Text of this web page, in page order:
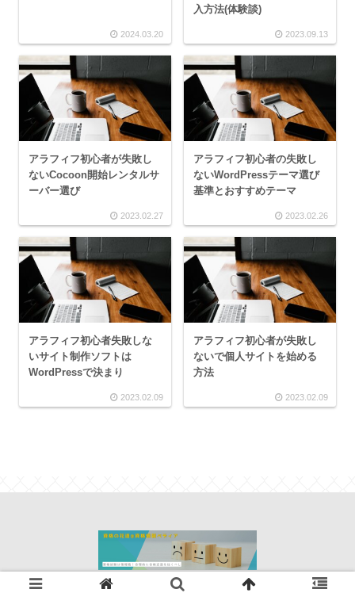
2024.03.20
入方法(体験談)
2023.09.13
アラフィフ初心者が失敗し
ないCocoon開始レンタルサ
ーバー選び
2023.02.27
アラフィフ初心者の失敗し
ないWordPressテーマ選び
基準とおすすめテーマ
2023.02.26
アラフィフ初心者失敗しな
いサイト制作ソフトは
WordPressで決まり
2023.02.09
アラフィフ初心者が失敗し
ないで個人サイトを始める
方法
2023.02.09
© 2021-2026 資格の花道＠資格情報ぺディア.